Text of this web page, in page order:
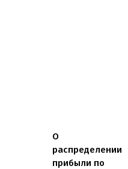
О
распределении
прибыли по